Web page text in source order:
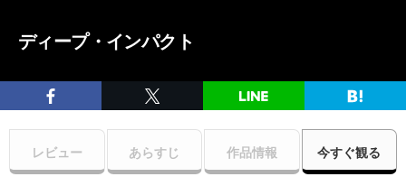
ディープ・インパクト
レビュー あらすじ 作品情報 今すぐ観る